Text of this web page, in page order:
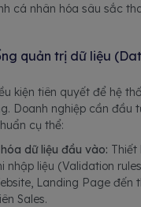
cá nhân hóa sâu sắc
quản trị dữ liệu
kiện tiên quyết để hệ
Doanh nghiệp cần đầu
cụ thể:
dữ liệu đầu vào:
nhập liệu (Validation
Landing Page đến
Sales.